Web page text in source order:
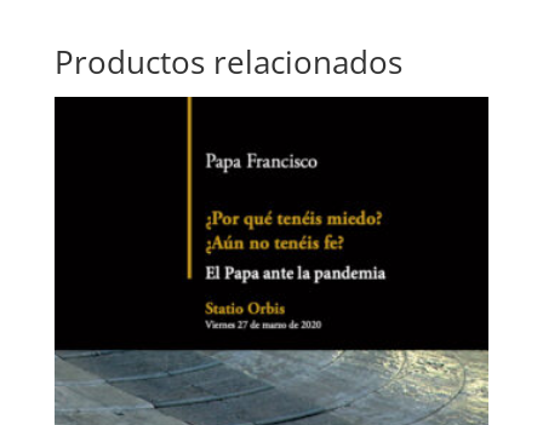
Productos relacionados